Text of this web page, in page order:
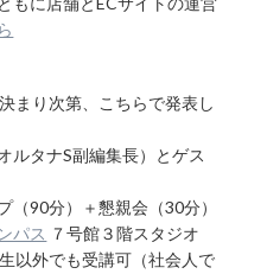
まり次第、こちらで発表し
ルタナS副編集長）とゲス
（90分）＋懇親会（30分）
パス ７号館３階スタジオ
以外でも受講可（社会人で